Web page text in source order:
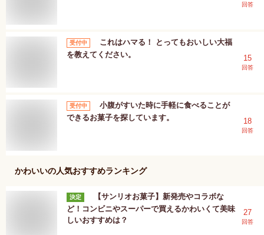
回答
受付中
これはハマる！ とってもおいしい大福
を教えてください。
15
回答
受付中
小腹がすいた時に手軽に食べることが
できるお菓子を探しています。
18
回答
かわいいの人気おすすめランキング
決定
【サンリオお菓子】新発売やコラボな
ど！コンビニやスーパーで買えるかわいくて美味
しいおすすめは？
27
回答